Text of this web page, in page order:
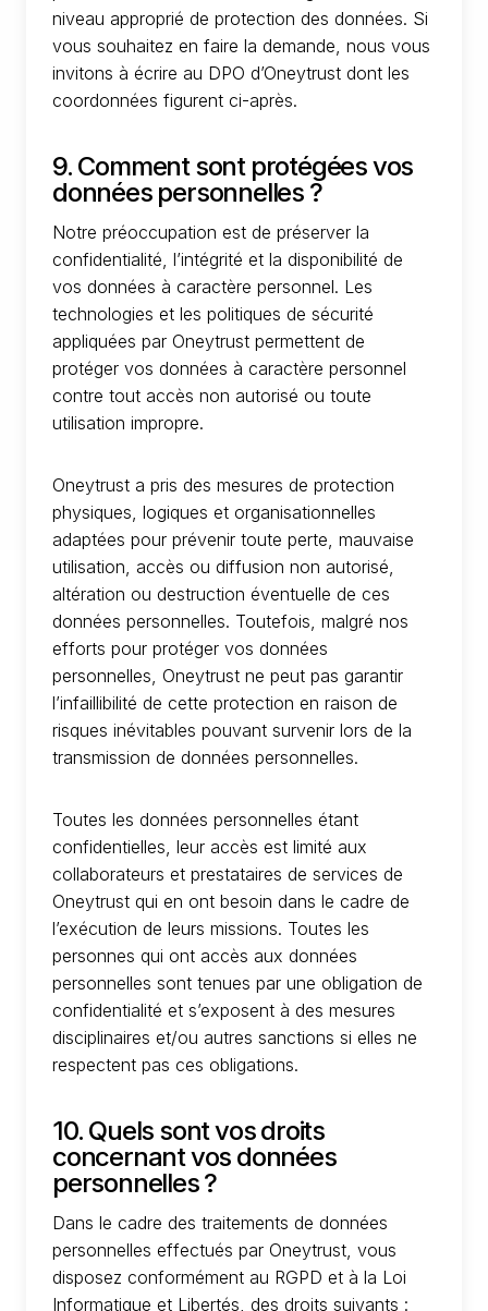
niveau approprié de protection des données. Si
vous souhaitez en faire la demande, nous vous
invitons à écrire au DPO d’Oneytrust dont les
coordonnées figurent ci-après.
9. Comment sont protégées vos
données personnelles ?
Notre préoccupation est de préserver la
confidentialité, l’intégrité et la disponibilité de
vos données à caractère personnel. Les
technologies et les politiques de sécurité
appliquées par Oneytrust permettent de
protéger vos données à caractère personnel
contre tout accès non autorisé ou toute
utilisation impropre.
Oneytrust a pris des mesures de protection
physiques, logiques et organisationnelles
adaptées pour prévenir toute perte, mauvaise
utilisation, accès ou diffusion non autorisé,
altération ou destruction éventuelle de ces
données personnelles. Toutefois, malgré nos
efforts pour protéger vos données
personnelles, Oneytrust ne peut pas garantir
l’infaillibilité de cette protection en raison de
risques inévitables pouvant survenir lors de la
transmission de données personnelles.
Toutes les données personnelles étant
confidentielles, leur accès est limité aux
collaborateurs et prestataires de services de
Oneytrust qui en ont besoin dans le cadre de
l’exécution de leurs missions. Toutes les
personnes qui ont accès aux données
personnelles sont tenues par une obligation de
confidentialité et s’exposent à des mesures
disciplinaires et/ou autres sanctions si elles ne
respectent pas ces obligations.
10. Quels sont vos droits
concernant vos données
personnelles ?
Dans le cadre des traitements de données
personnelles effectués par Oneytrust, vous
disposez conformément au RGPD et à la Loi
Informatique et Libertés, des droits suivants :